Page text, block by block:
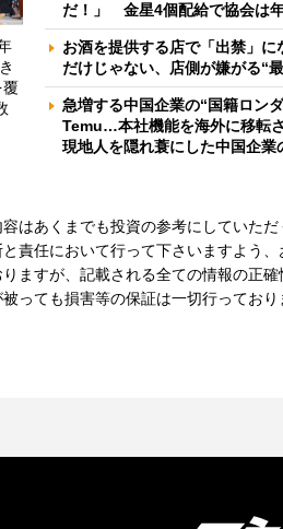
だ！」 金星4個配給で協会は
お酒を提供する店で「出禁」
だけじゃない、店側が嫌がる“
急増する中国企業の“国籍ロン
Temu…本社機能を海外に移転
現地人を隠れ蓑にした中国企
はあくまでも投資の参考にしていた
責任において行って下さいますよう
ますが、記載される全ての情報の正確
っても損害等の保証は一切行っており